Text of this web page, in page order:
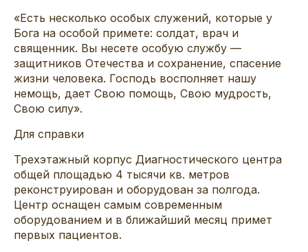
«Есть несколько особых служений, которые у
Бога на особой примете: солдат, врач и
священник. Вы несете особую службу —
защитников Отечества и сохранение, спасение
жизни человека. Господь восполняет нашу
немощь, дает Свою помощь, Свою мудрость,
Свою силу».
Для справки
Трехэтажный корпус Диагностического центра
общей площадью 4 тысячи кв. метров
реконструирован и оборудован за полгода.
Центр оснащен самым современным
оборудованием и в ближайший месяц примет
первых пациентов.